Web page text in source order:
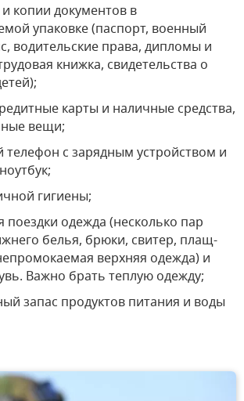
копии документов в
упаковке (паспорт, военный
водительские права, дипломы и
книжка, свидетельства о
карты и наличные средства,
вещи;
с зарядным устройством и
гигиены;
поездки одежда (несколько пар
белья, брюки, свитер, плащ-
верхняя одежда) и
Важно брать теплую одежду;
запас продуктов питания и воды